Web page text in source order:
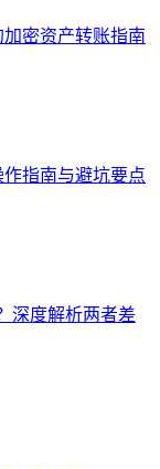
密资产转账指南
指南与避坑要点
深度解析两者差